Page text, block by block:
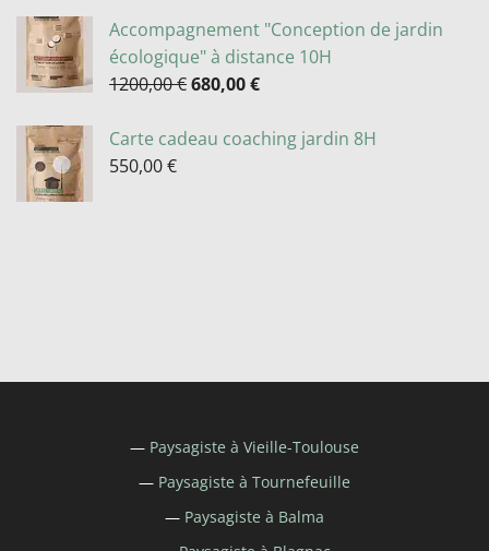
Accompagnement "Conception de jardin
écologique" à distance 10H
1200,00€680,00€
Carte cadeau coaching jardin 8H
550,00€
— Paysagiste à Vieille-Toulouse
— Paysagiste à Tournefeuille
— Paysagiste à Balma